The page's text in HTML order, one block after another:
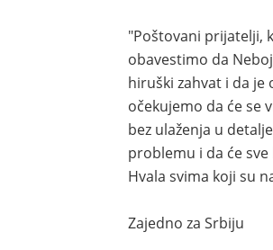
"Poštovani prijatelji,
obavestimo da
hiruški zahvat i da je
očekujemo da će se
bez ulaženja u
problemu i da će
Hvala svima koji su
Zajedno za Srbiju